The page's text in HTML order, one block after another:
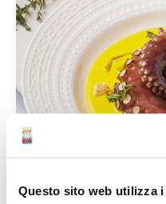
Questo sito web utilizza